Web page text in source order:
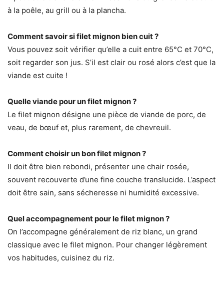
à la poêle, au grill ou à la plancha.
Comment savoir si filet mignon bien cuit ?
Vous pouvez soit vérifier qu’elle a cuit entre 65°C et 70°C,
soit regarder son jus. S’il est clair ou rosé alors c’est que la
viande est cuite !
Quelle viande pour un filet mignon ?
Le filet mignon désigne une pièce de viande de porc, de
veau, de bœuf et, plus rarement, de chevreuil.
Comment choisir un bon filet mignon ?
Il doit être bien rebondi, présenter une chair rosée,
souvent recouverte d’une fine couche translucide. L’aspect
doit être sain, sans sécheresse ni humidité excessive.
Quel accompagnement pour le filet mignon ?
On l’accompagne généralement de riz blanc, un grand
classique avec le filet mignon. Pour changer légèrement
vos habitudes, cuisinez du riz.